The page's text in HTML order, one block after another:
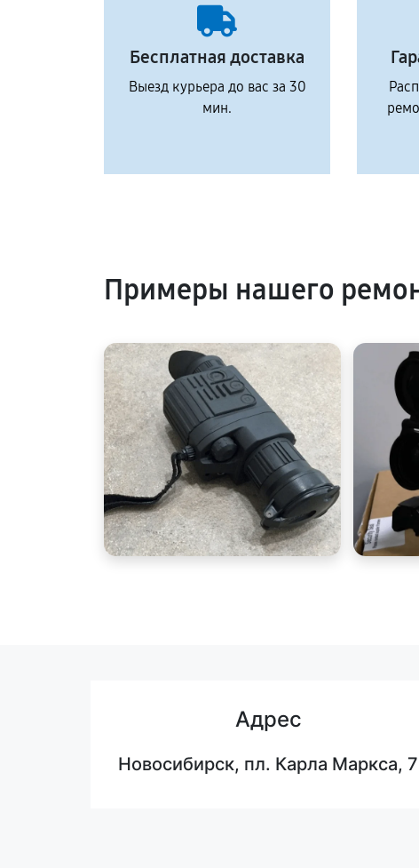
Бесплатная доставка
Выезд курьера до вас за 30
мин.
Примеры нашего
Адрес
Новосибирск, пл. Карла Маркса, 7